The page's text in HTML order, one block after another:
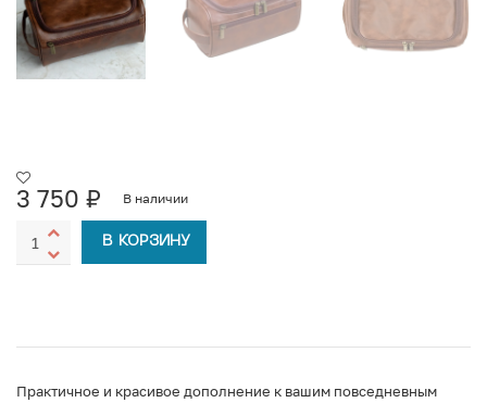
3 750 ₽ В наличии
В КОРЗИНУ
Практичное и красивое дополнение к вашим повседневным